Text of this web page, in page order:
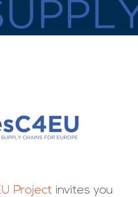
Project invites you